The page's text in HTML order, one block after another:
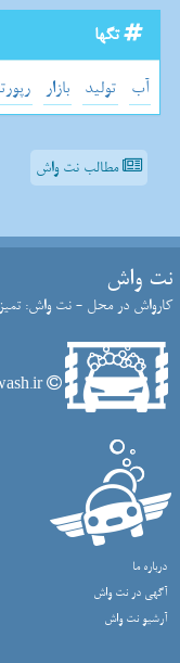
تگها
آب تولید بازار
مطالب نت واش
نت واش
کارواش در محل - نت واش:
netwash.ir - تمام حقوق سایت نت واش محفوظ است
درباره ما
آگهی در نت واش
آرشیو نت واش